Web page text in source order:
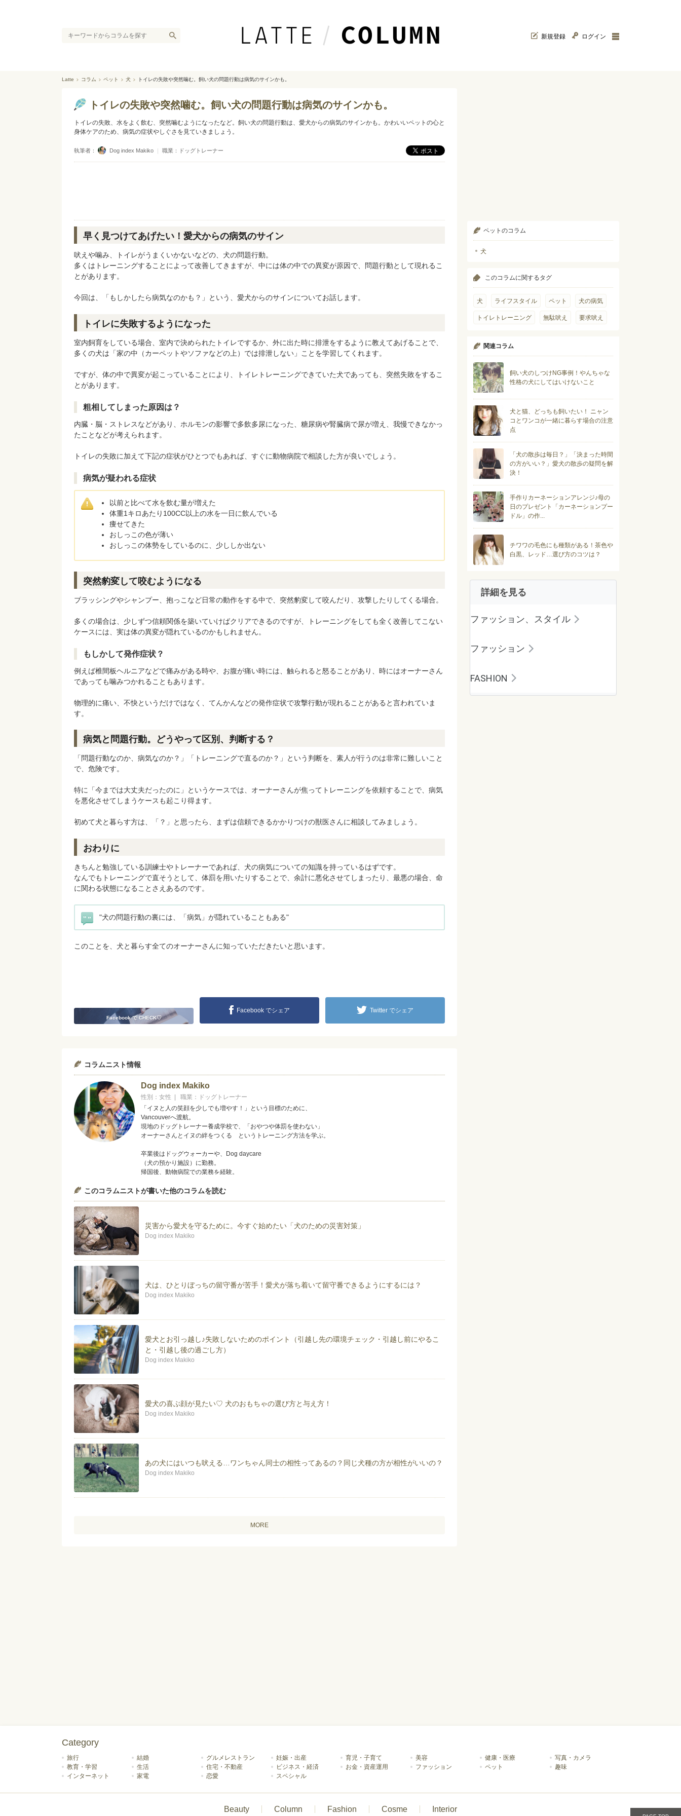
新規登録 ログイン
Latte コラム ペット 犬 トイレの失敗や突然噛む。飼い犬の問題行動は病気のサインかも。
トイレの失敗や突然噛む。飼い犬の問題行動は病気のサインかも。
トイレの失敗、水をよく飲む、突然噛むようになったなど。飼い犬の問題行動は、愛犬からの病気のサインかも。かわいいペットの心と
身体ケアのため、病気の症状やしぐさを見ていきましょう。
執筆者： Dog index Makiko ｜ 職業：ドッグトレーナー
早く見つけてあげたい！愛犬からの病気のサイン
吠えや噛み、トイレがうまくいかないなどの、犬の問題行動。
多くはトレーニングすることによって改善してきますが、中には体の中での異変が原因で、問題行動として現れるこ
とがあります。
今回は、「もしかしたら病気なのかも？」という、愛犬からのサインについてお話します。
トイレに失敗するようになった
室内飼育をしている場合、室内で決められたトイレでするか、外に出た時に排泄をするように教えてあげることで、
多くの犬は「家の中（カーペットやソファなどの上）では排泄しない」ことを学習してくれます。
ですが、体の中で異変が起こっていることにより、トイレトレーニングできていた犬であっても、突然失敗をするこ
とがあります。
粗相してしまった原因は？
内臓・脳・ストレスなどがあり、ホルモンの影響で多飲多尿になった、糖尿病や腎臓病で尿が増え、我慢できなかっ
たことなどが考えられます。
トイレの失敗に加えて下記の症状がひとつでもあれば、すぐに動物病院で相談した方が良いでしょう。
病気が疑われる症状
以前と比べて水を飲む量が増えた
体重1キロあたり100CC以上の水を一日に飲んでいる
痩せてきた
おしっこの色が薄い
おしっこの体勢をしているのに、少ししか出ない
突然豹変して咬むようになる
ブラッシングやシャンプー、抱っこなど日常の動作をする中で、突然豹変して咬んだり、攻撃したりしてくる場合。
多くの場合は、少しずつ信頼関係を築いていけばクリアできるのですが、トレーニングをしても全く改善してこない
ケースには、実は体の異変が隠れているのかもしれません。
もしかして発作症状？
例えば椎間板ヘルニアなどで痛みがある時や、お腹が痛い時には、触られると怒ることがあり、時にはオーナーさん
であっても噛みつかれることもあります。
物理的に痛い、不快というだけではなく、てんかんなどの発作症状で攻撃行動が現れることがあると言われていま
す。
病気と問題行動。どうやって区別、判断する？
「問題行動なのか、病気なのか？」「トレーニングで直るのか？」という判断を、素人が行うのは非常に難しいこと
で、危険です。
特に「今までは大丈夫だったのに」というケースでは、オーナーさんが焦ってトレーニングを依頼することで、病気
を悪化させてしまうケースも起こり得ます。
初めて犬と暮らす方は、「？」と思ったら、まずは信頼できるかかりつけの獣医さんに相談してみましょう。
おわりに
きちんと勉強している訓練士やトレーナーであれば、犬の病気についての知識を持っているはずです。
なんでもトレーニングで直そうとして、体罰を用いたりすることで、余計に悪化させてしまったり、最悪の場合、命
に関わる状態になることさえあるのです。
"犬の問題行動の裏には、「病気」が隠れていることもある"
このことを、犬と暮らす全てのオーナーさんに知っていただきたいと思います。
Facebook で CHECK♡
Facebook でシェア Twitter でシェア
コラムニスト情報
Dog index Makiko
性別：女性 | 職業：ドッグトレーナー
「イヌと人の笑顔を少しでも増やす！」という目標のために、
Vancouverへ渡航。
現地のドッグトレーナー養成学校で、「おやつや体罰を使わない」
オーナーさんとイヌの絆をつくる というトレーニング方法を学ぶ。
卒業後はドッグウォーカーや、Dog daycare
（犬の預かり施設）に勤務。
帰国後、動物病院での業務を経験。
神奈川県内の動物病院にてパピー教室、相談会を担当。
＊動物看護師統一認定機構認定 動物看護師
＊愛玩動物飼養管理士
このコラムニストが書いた他のコラムを読む
災害から愛犬を守るために。今すぐ始めたい「犬のための災害対策」
Dog index Makiko
犬は、ひとりぼっちの留守番が苦手！愛犬が落ち着いて留守番できるようにするには？
Dog index Makiko
愛犬とお引っ越し♪失敗しないためのポイント（引越し先の環境チェック・引越し前にやるこ
と・引越し後の過ごし方）
Dog index Makiko
愛犬の喜ぶ顔が見たい♡ 犬のおもちゃの選び方と与え方！
Dog index Makiko
あの犬にはいつも吠える…ワンちゃん同士の相性ってあるの？同じ犬種の方が相性がいいの？
Dog index Makiko
MORE
ペットのコラム
犬
このコラムに関するタグ
犬 ライフスタイル ペット 犬の病気
トイレトレーニング 無駄吠え 要求吠え
関連コラム
飼い犬のしつけNG事例！やんちゃな
性格の犬にしてはいけないこと
犬と猫、どっちも飼いたい！ ニャン
コとワンコが一緒に暮らす場合の注意
点
「犬の散歩は毎日？」「決まった時間
の方がいい？」愛犬の散歩の疑問を解
決！
手作りカーネーションアレンジ♪母の
日のプレゼント「カーネーションプー
ドル」の作...
チワワの毛色にも種類がある！茶色や
白黒、レッド…選び方のコツは？
詳細を見る
ファッション、スタイル
ファッション
FASHION
Category
旅行 結婚 グルメレストラン 妊娠・出産 育児・子育て 美容 健康・医療
写真・カメラ
教育・学習
生活 住宅・不動産 ビジネス・経済 お金・資産運用 ファッション ペット
趣味
インターネット
家電 恋愛 スペシャル
Beauty Column Fashion Cosme Interior